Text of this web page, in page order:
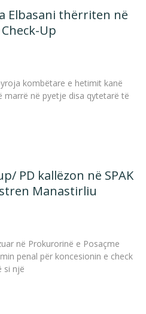
Elbasani thërriten në
Up
kombëtare e hetimit kanë
në pyetje disa qytetarë të
PD kallëzon në SPAK
Manastirliu
në Prokurorinë e Posaçme
penal për koncesionin e check
si një